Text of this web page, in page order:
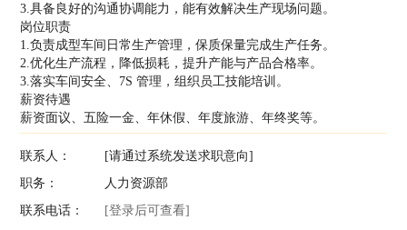
3.具备良好的沟通协调能力，能有效解决生产现场问题。
岗位职责
1.负责成型车间日常生产管理，保质保量完成生产任务。
2.优化生产流程，降低损耗，提升产能与产品合格率。
3.落实车间安全、7S 管理，组织员工技能培训。
薪资待遇
薪资面议、五险一金、年休假、年度旅游、年终奖等。
联系人：
[请通过系统发送求职意向]
职务：
人力资源部
联系电话：
[登录后可查看]